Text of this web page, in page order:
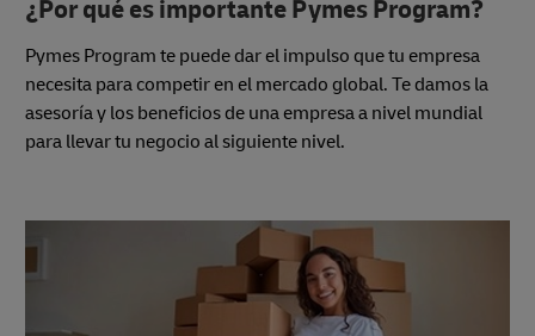
¿Por qué es importante Pymes Program?
Pymes Program te puede dar el impulso que tu empresa
necesita para competir en el mercado global. Te damos la
asesoría y los beneficios de una empresa a nivel mundial
para llevar tu negocio al siguiente nivel.